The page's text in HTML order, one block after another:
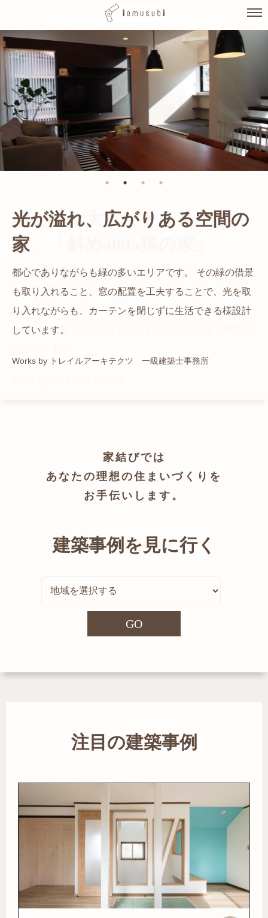
Skip
to
content
猫と暮らす家です。 人も心地良い、猫も心地よいをテー
マに、設計に取り組みました。 敷地の中で最も心地よい
場所を、猫が外で遊べる大きなテラスとし、そのテラス
から、光・風・眺めがリビングに飛び込んで来る間取り
光が溢れ、広がりある空間の
家
都心でありながらも緑の多いエリアです。 その緑の借景
も取り入れること、窓の配置を工夫することで、光を取
り入れながらも、カーテンを閉じずに生活できる様設計
しています。
Works by トレイルアーキテクツ 一級建築士事務所
自然の中の岩山を切り開いて造った、ワイルドなゲスト
ハウスをイメージした空間が広がる都市型住宅です。
かつての機織り工場が、その趣を残しつつ孫世帯の住居
へと蘇りました。
家結びでは
あなたの理想の住まいづくりを
お手伝いします。
建築事例を見に行く
GO
注目の建築事例